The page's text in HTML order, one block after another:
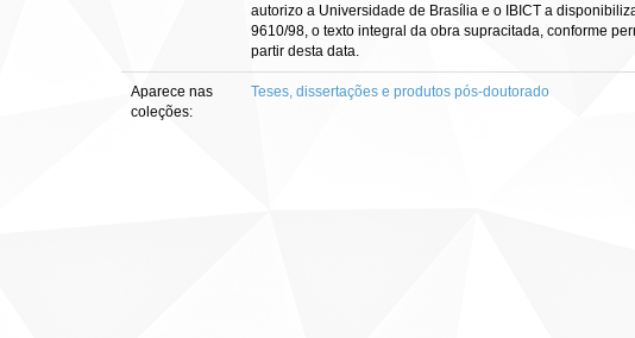
autorizo a Universidade de Brasília e o IBICT a
9610/98, o texto integral da obra supracitada, conforme
partir desta data.
Aparece nas
coleções:
Teses, dissertações e produtos pós-doutorado